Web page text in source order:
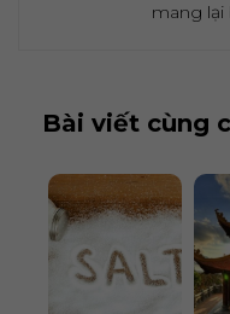
mang lại
Bài viết cùng